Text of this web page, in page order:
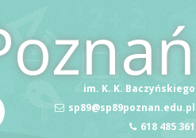
im. K. K. Baczyńskiego
sp89@sp89poznan.edu.pl
618 485 361